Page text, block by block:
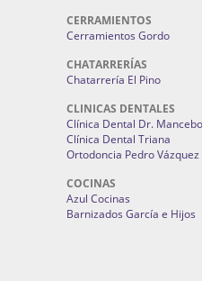
CERRAMIENTOS
Cerramientos Gordo
CHATARRERÍAS
Chatarrería El Pino
CLINICAS DENTALES
Clínica Dental Dr. Mancebo
Clínica Dental Triana
Ortodoncia Pedro
COCINAS
Azul Cocinas
Barnizados García e Hijos